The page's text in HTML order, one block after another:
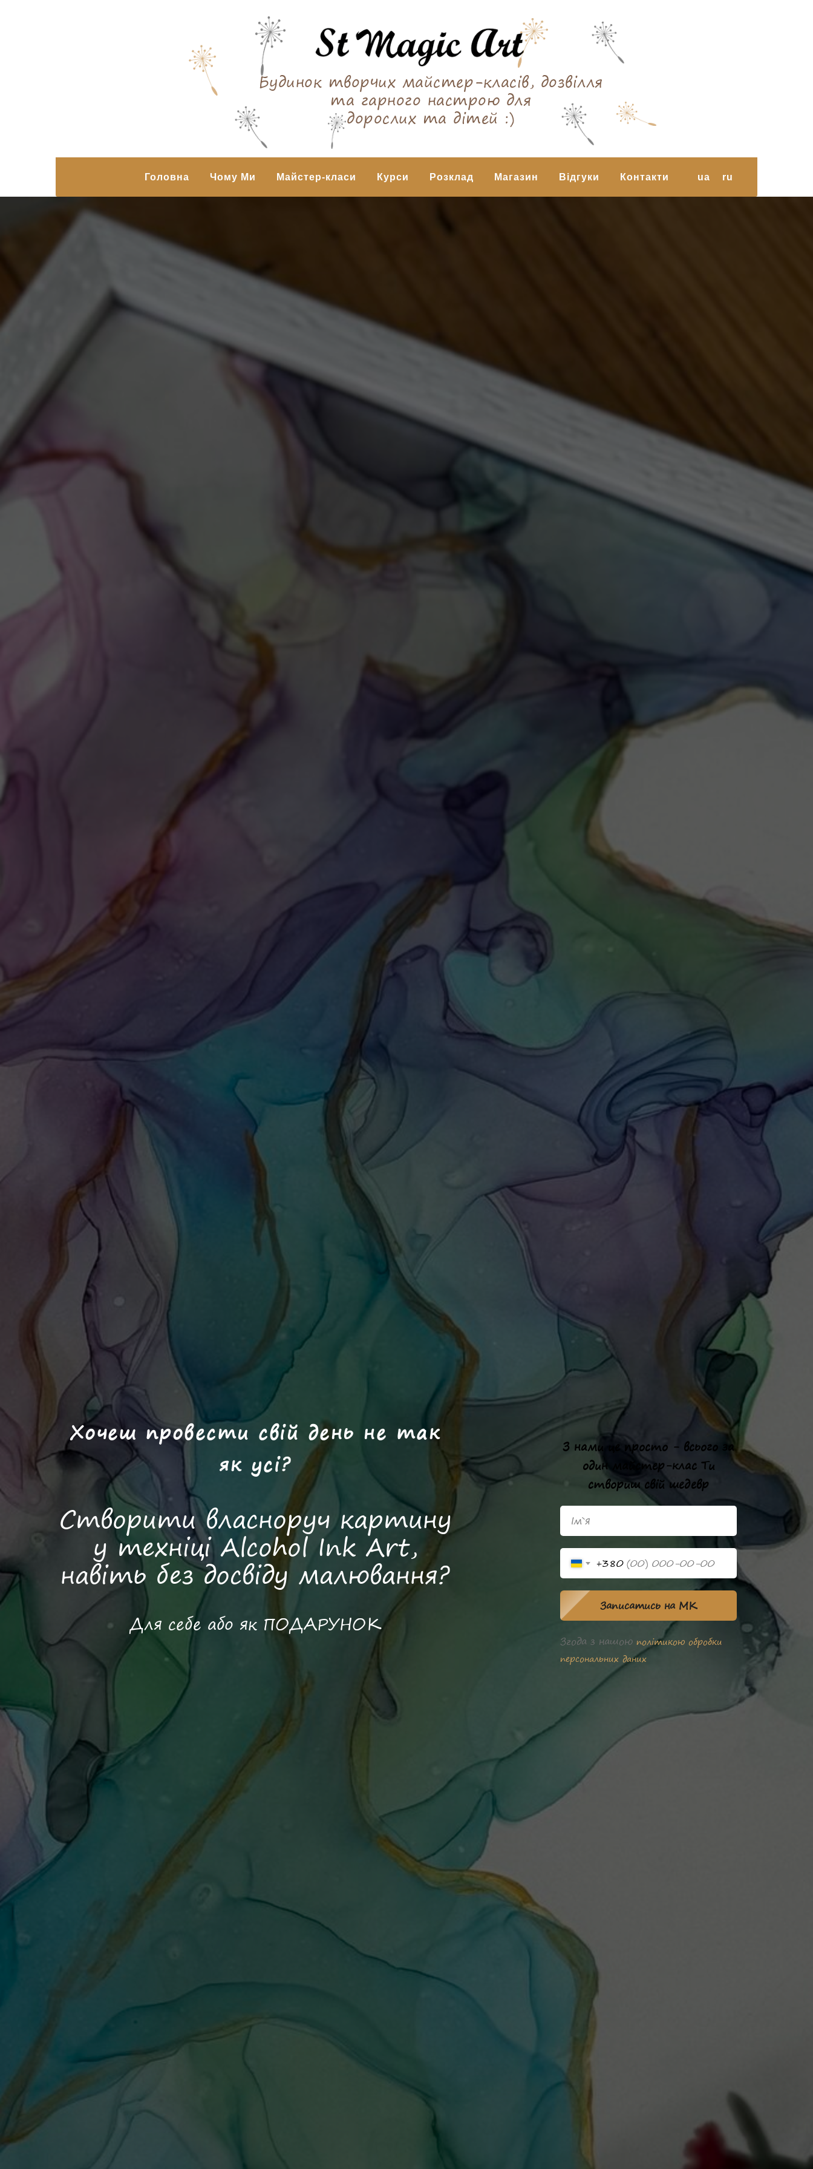
Будинок творчих майстер-класів, дозвілля
та гарного настрою для
дорослих та дітей :)
Головна Чому Ми Майстер-класи Курси Розклад Магазин Відгуки Контакти ua ru
Хочеш провести свій день не так
як усі?
Створити власноруч картину
у техніці Alcohol Ink Art,
навіть без досвіду малювання?
Для себе або як ПОДАРУНОК
З нами це просто - всього за
один майстер-клас Ти
створиш свій шедевр
+380
Записатись на МК
Згода з нашою політикою обробки
персональних даних